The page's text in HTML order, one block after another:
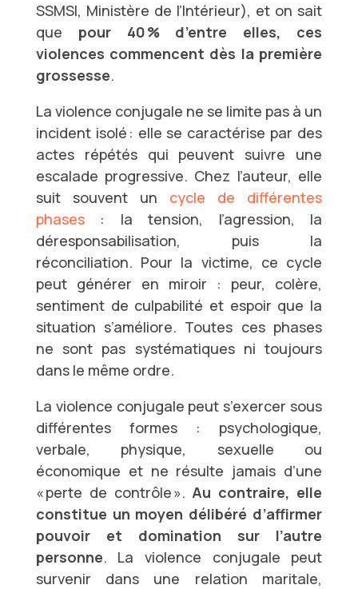
SSMSI, Ministère de l’Intérieur), et on sait
que pour 40 % d’entre elles, ces
violences commencent dès la première
grossesse.
La violence conjugale ne se limite pas à un
incident isolé : elle se caractérise par des
actes répétés qui peuvent suivre une
escalade progressive. Chez l’auteur, elle
suit souvent un cycle de différentes
phases: la tension, l’agression, la
déresponsabilisation, puis la
réconciliation. Pour la victime, ce cycle
peut générer en miroir : peur, colère,
sentiment de culpabilité et espoir que la
situation s’améliore. Toutes ces phases
ne sont pas systématiques ni toujours
dans le même ordre.
La violence conjugale peut s’exercer sous
différentes formes : psychologique,
verbale, physique, sexuelle ou
économique et ne résulte jamais d’une
« perte de contrôle ». Au contraire, elle
constitue un moyen délibéré d’affirmer
pouvoir et domination sur l’autre
personne. La violence conjugale peut
survenir dans une relation maritale,